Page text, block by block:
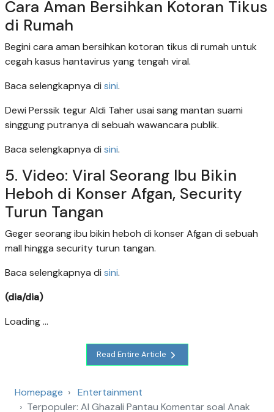
Cara Aman Bersihkan Kotoran Tikus
di Rumah
Begini cara aman bersihkan kotoran tikus di rumah untuk
cegah kasus hantavirus yang tengah viral.
Baca selengkapnya di sini.
Dewi Perssik tegur Aldi Taher usai sang mantan suami
singgung putranya di sebuah wawancara publik.
Baca selengkapnya di sini.
5. Video: Viral Seorang Ibu Bikin
Heboh di Konser Afgan, Security
Turun Tangan
Geger seorang ibu bikin heboh di konser Afgan di sebuah
mall hingga security turun tangan.
Baca selengkapnya di sini.
(dia/dia)
Loading ...
Read Entire Article
Homepage
Entertainment
Terpopuler: Al Ghazali Pantau Komentar soal Anak